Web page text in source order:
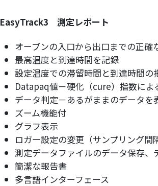
EasyTrack3 測定レポート
オーブンの入口から出口までの正確
最高温度と到達時間を記録
設定温度での滞留時間と到達時間の
Datapaq値－硬化（cure）指数によ
データ判定－あるがままのデータを
ズーム機能付
グラフ表示
ロガー設定の変更（サンプリング間
測定データファイルのデータ保存、
簡潔な報告書
多言語インターフェース